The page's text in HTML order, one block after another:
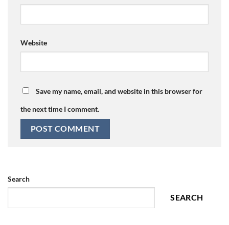
Website
Save my name, email, and website in this browser for
the next time I comment.
Search
SEARCH